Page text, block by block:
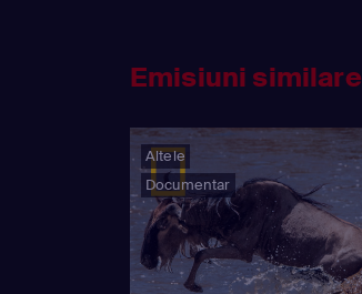
Emisiuni similare
Altele
Documentar